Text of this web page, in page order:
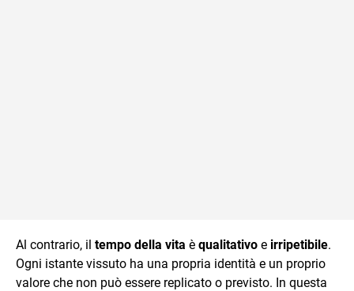
Al contrario, il tempo della vita è qualitativo e irripetibile.
Ogni istante vissuto ha una propria identità e un proprio
valore che non può essere replicato o previsto. In questa